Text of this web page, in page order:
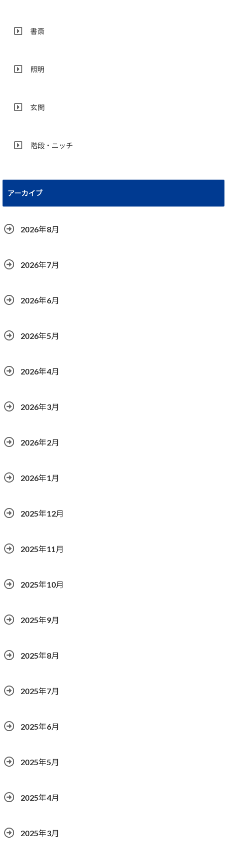
書斎
照明
玄関
階段・ニッチ
アーカイブ
2026年8月
2026年7月
2026年6月
2026年5月
2026年4月
2026年3月
2026年2月
2026年1月
2025年12月
2025年11月
2025年10月
2025年9月
2025年8月
2025年7月
2025年6月
2025年5月
2025年4月
2025年3月